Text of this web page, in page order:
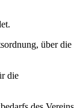
über die
die